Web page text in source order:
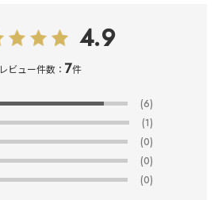
4.9
レビュー件数：7件
(6)
(1)
(0)
(0)
(0)